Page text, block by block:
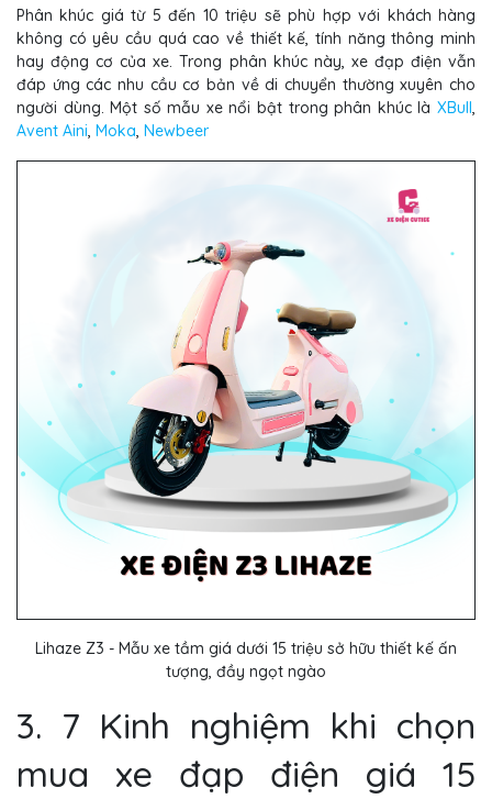
Phân khúc giá từ 5 đến 10 triệu sẽ phù hợp với khách hàng
không có yêu cầu quá cao về thiết kế, tính năng thông minh
hay động cơ của xe. Trong phân khúc này, xe đạp điện vẫn
đáp ứng các nhu cầu cơ bản về di chuyển thường xuyên cho
người dùng. Một số mẫu xe nổi bật trong phân khúc là XBull,
Avent Aini, Moka, Newbeer
Lihaze Z3 - Mẫu xe tầm giá dưới 15 triệu sở hữu thiết kế ấn
tượng, đầy ngọt ngào
3. 7 Kinh nghiệm khi chọn
mua xe đạp điện giá 15